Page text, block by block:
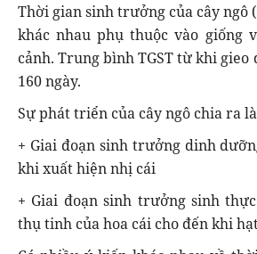
Thời gian sinh trưởng của cây ngô
khác nhau phụ thuộc vào giống
cảnh. Trung bình TGST từ khi gieo
160 ngày.
Sự phát triển của cây ngô chia ra
+ Giai đoạn sinh trưởng dinh
khi xuất hiện nhị cái
+ Giai đoạn sinh trưởng sinh
thụ tinh của hoa cái cho đến khi